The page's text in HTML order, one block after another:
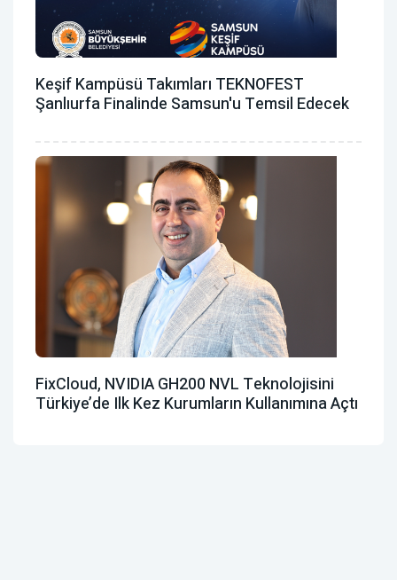
Keşif Kampüsü Takımları TEKNOFEST
Şanlıurfa Finalinde Samsun'u Temsil Edecek
FixCloud, NVIDIA GH200 NVL Teknolojisini
Türkiye’de Ilk Kez Kurumların Kullanımına Açtı